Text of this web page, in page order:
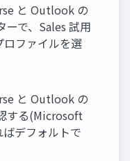
と Outlook の
ーで、Sales 試用
ファイルを選
と Outlook の
する(Microsoft
デフォルトで